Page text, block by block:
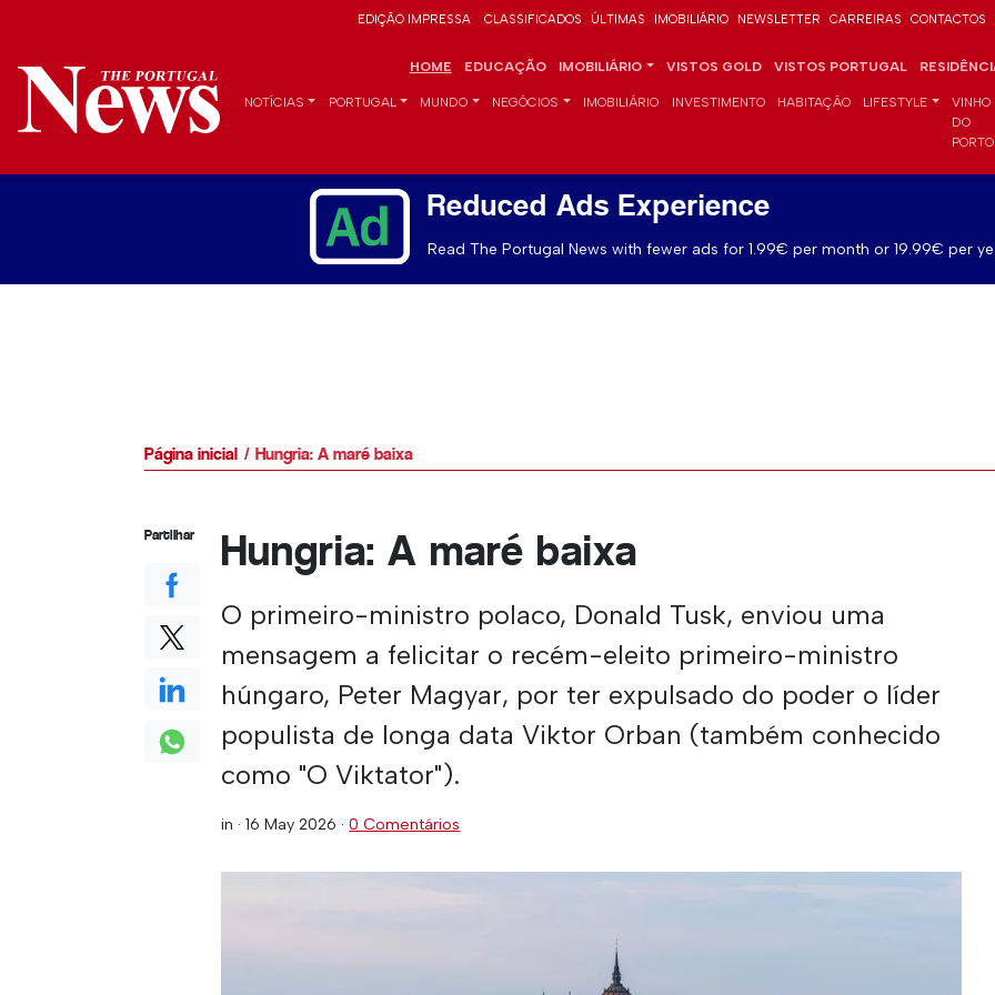
EDIÇÃO IMPRESSA CLASSIFICADOS ÚLTIMAS IMOBILIÁRIO NEWSLETTER CARREIRAS CONTACTOS
HOME EDUCAÇÃO IMOBILIÁRIO VISTOS GOLD VISTOS PORTUGAL
NOTÍCIAS PORTUGAL MUNDO NEGÓCIOS IMOBILIÁRIO INVESTIMENTO HABITAÇÃO LIFESTYLE
VINHO
DO
PORTO
Reduced Ads Experience
Read The Portugal News with fewer ads for 1.99€ per month or 19.99€ per
Página inicial Hungria: A maré baixa
Hungria: A maré baixa
O primeiro-ministro polaco, Donald Tusk, enviou uma
mensagem a felicitar o recém-eleito primeiro-ministro
húngaro, Peter Magyar, por ter expulsado do poder o líder
populista de longa data Viktor Orban (também conhecido
como "O Viktator").
in ·16 May 2026 ·0 Comentários
Partilhar